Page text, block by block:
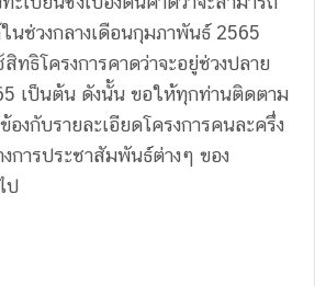
นช่วงกลางเดือนกุมภาพันธ์ 2565
ทธิโครงการคาดว่าจะอยู่ช่วงปลาย
เป็นต้น ดังนั้น ขอให้ทุกท่านติดตาม
องกับรายละเอียดโครงการคนละครึ่ง
การประชาสัมพันธ์ต่างๆ ของ
ป